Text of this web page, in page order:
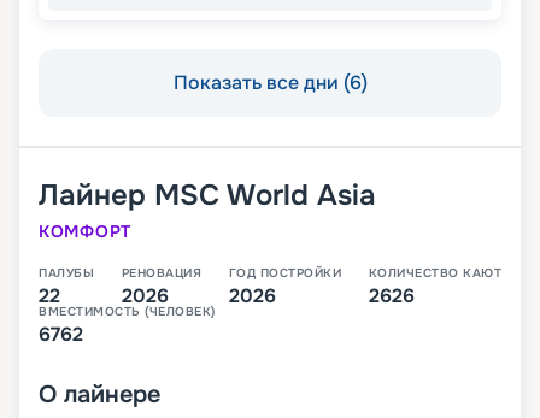
Показать все дни (6)
Лайнер MSC World Asia
КОМФОРТ
ПАЛУБЫ
22
РЕНОВАЦИЯ
2026
ГОД ПОСТРОЙКИ
2026
КОЛИЧЕСТВО КАЮТ
2626
ВМЕСТИМОСТЬ (ЧЕЛОВЕК)
6762
О лайнере